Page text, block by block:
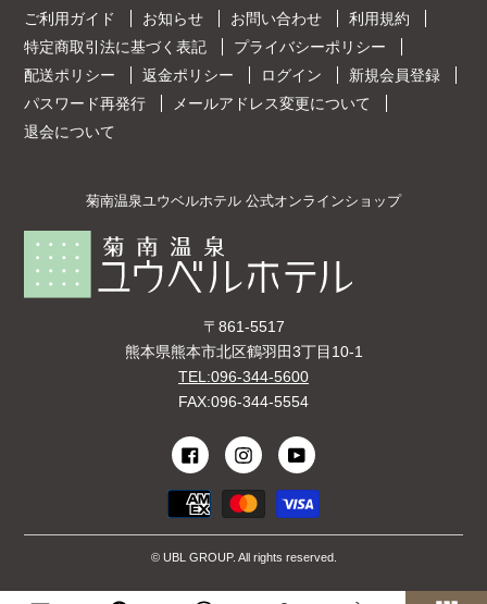
菊南温泉ユウベルホテル 公式オンラインショップ
〒861-5517
熊本県熊本市北区鶴羽田3丁目10-1
TEL:096-344-5600
FAX:096-344-5554
ご利用ガイド お知らせ お問い合わせ
利用規約
特定商取引法に基づく表記
プライバシーポリシー
配送ポリシー
返金ポリシー ログイン
新規会員登録
パスワード再発行
メールアドレス変更について
退会について
© UBL GROUP. All rights reserved.